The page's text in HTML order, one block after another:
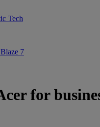
Tech
7
for